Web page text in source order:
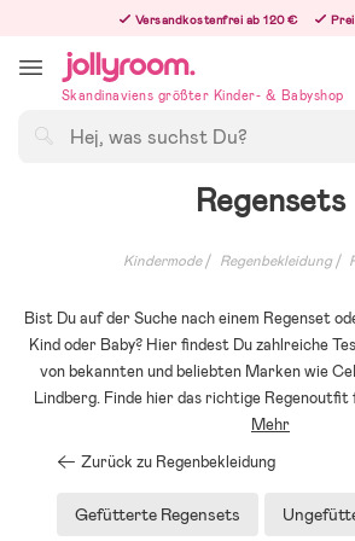
innehållet
Versandkostenfrei ab 120 €
Bestellungen, die nach 12:00 Uhr eingehen, werden am
Skandinaviens größter Kinder- & Babyshop
Regensets
Kindermode Regenbekleidung
Bist Du auf der Suche nach einem Regenset
Kind oder Baby? Hier findest Du zahlreiche
von bekannten und beliebten Marken wie
Lindberg. Finde hier das richtige Regenoutfit
Mehr
Zurück zu Regenbekleidung
Gefütterte Regensets